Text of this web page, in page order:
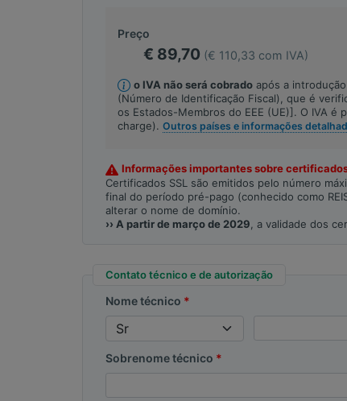
Preço
€ 89,70 (€ 110,33 com IVA)
o IVA não será cobrado após a
(Número de Identificação Fiscal), que é
os Estados-Membros do EEE (UE)]. O IVA é
charge). Outros países e informações
Informações importantes sobre
Certificados SSL são emitidos pelo número
final do período pré-pago (conhecido como
alterar o nome de domínio.
›› A partir de março de 2029 , a validade dos
Contato técnico e de autorização
Nome técnico
Sobrenome técnico